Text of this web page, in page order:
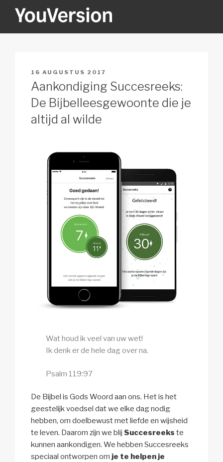
YOUVERSION
GEPLAATST
OP
16 AUGUSTUS 2017
Aankondiging Succesreeks:
De Bijbelleesgewoonte die je
altijd al wilde
Wat houd ik veel van uw wet!
Ik denk er de hele dag over na.
Psalm 119:97
De Bijbel is Gods Woord aan ons. Het is het
geestelijk voedsel dat we elke dag nodig
hebben, om doelbewust met liefde en wijsheid
te leven. Daarom zijn we blij Succesreeks te
kunnen aankondigen. We hebben Succesreeks
speciaal ontworpen om je te helpen je